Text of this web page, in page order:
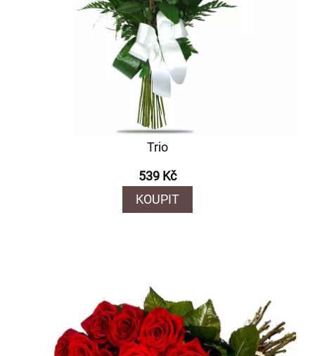
Trio
539 Kč
KOUPIT